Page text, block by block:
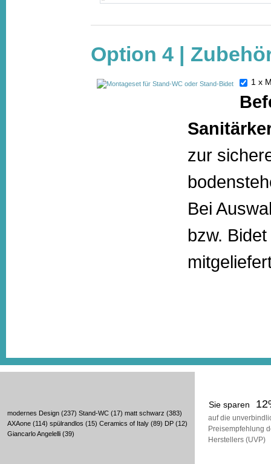
Option 4 |
1 x
zur
Bei
bzw.
Sie sparen
auf die
Preisempfehlung
Herstellers (UVP)
modernes Design (237) Stand-WC (17) matt schwarz (383)
AXAone (114) spülrandlos (15) Ceramics of Italy (89) DP (12)
Giancarlo Angelelli (39)